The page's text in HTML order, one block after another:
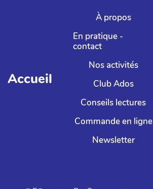
Aller au contenu principal
Accueil
À propos
En pratique -
contact
Nos activités
Club Ados
Conseils lectures
Commande en ligne
Newsletter